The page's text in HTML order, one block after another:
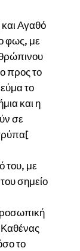
και Αγαθό
φως, με
προς το
το
και η
σε
του, με
σημείο
το